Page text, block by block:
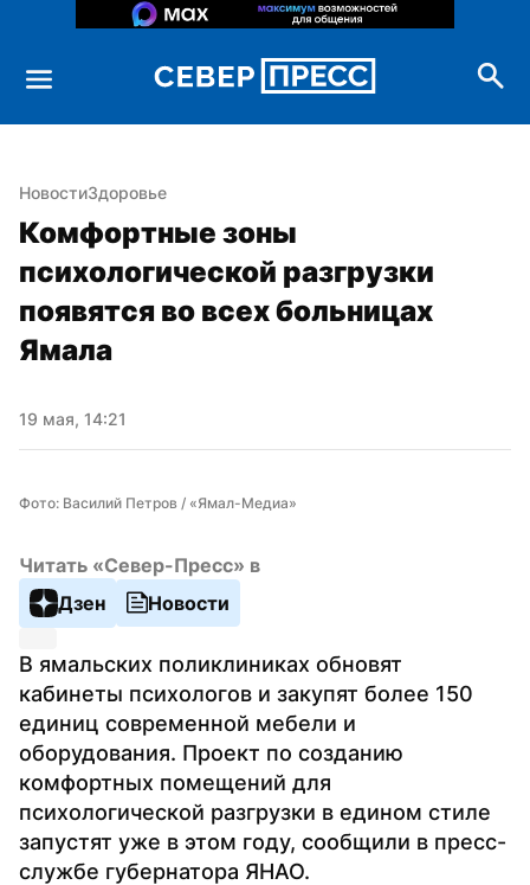
НовостиЗдоровье
Комфортные зоны
психологической разгрузки
появятся во всех больницах
Ямала
19 мая, 14:21
Фото: Василий Петров / «Ямал-Медиа»
Читать «Север-Пресс» в
Дзен
Новости
В ямальских поликлиниках обновят
кабинеты психологов и закупят более 150
единиц современной мебели и
оборудования. Проект по созданию
комфортных помещений для
психологической разгрузки в едином стиле
запустят уже в этом году, сообщили в пресс-
службе губернатора ЯНАО.